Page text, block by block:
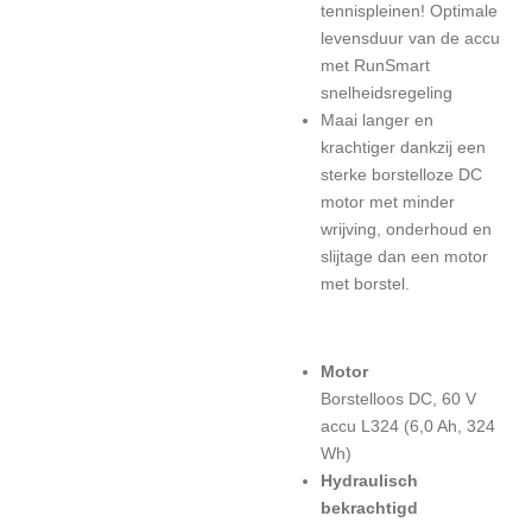
tennispleinen! Optimale
levensduur van de accu
met RunSmart
snelheidsregeling
Maai langer en
krachtiger dankzij een
sterke borstelloze DC
motor met minder
wrijving, onderhoud en
slijtage dan een motor
met borstel.
Motor
Borstelloos DC, 60 V
accu L324 (6,0 Ah, 324
Wh)
Hydraulisch
bekrachtigd